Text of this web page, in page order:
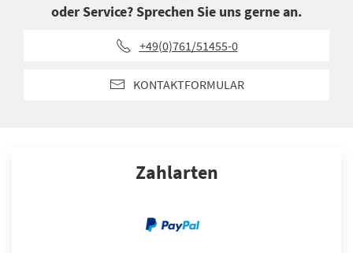
oder Service? Sprechen Sie uns gerne an.
+49(0)761/51455-0
KONTAKTFORMULAR
Zahlarten